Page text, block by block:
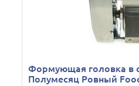
Формующая головка в
Полумесяц Ровный